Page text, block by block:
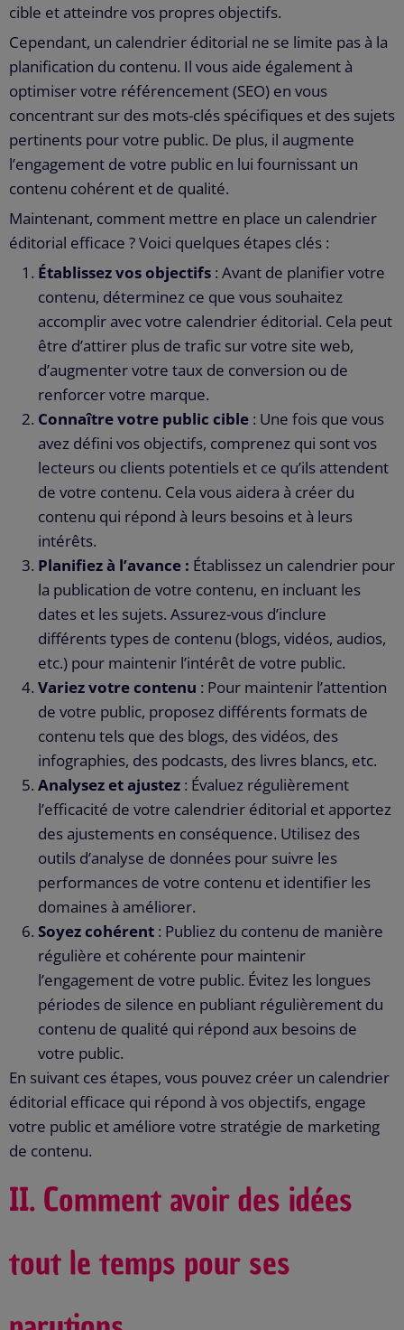
cible et atteindre vos propres objectifs.
Cependant, un calendrier éditorial ne se limite pas à la
planification du contenu. Il vous aide également à
optimiser votre référencement (SEO) en vous
concentrant sur des mots-clés spécifiques et des sujets
pertinents pour votre public. De plus, il augmente
l’engagement de votre public en lui fournissant un
contenu cohérent et de qualité.
Maintenant, comment mettre en place un calendrier
éditorial efficace ? Voici quelques étapes clés :
Établissez vos objectifs : Avant de planifier votre
contenu, déterminez ce que vous souhaitez
accomplir avec votre calendrier éditorial. Cela peut
être d’attirer plus de trafic sur votre site web,
d’augmenter votre taux de conversion ou de
renforcer votre marque.
Connaître votre public cible : Une fois que vous
avez défini vos objectifs, comprenez qui sont vos
lecteurs ou clients potentiels et ce qu’ils attendent
de votre contenu. Cela vous aidera à créer du
contenu qui répond à leurs besoins et à leurs
intérêts.
Planifiez à l’avance : Établissez un calendrier pour
la publication de votre contenu, en incluant les
dates et les sujets. Assurez-vous d’inclure
différents types de contenu (blogs, vidéos, audios,
etc.) pour maintenir l’intérêt de votre public.
Variez votre contenu : Pour maintenir l’attention
de votre public, proposez différents formats de
contenu tels que des blogs, des vidéos, des
infographies, des podcasts, des livres blancs, etc.
Analysez et ajustez : Évaluez régulièrement
l’efficacité de votre calendrier éditorial et apportez
des ajustements en conséquence. Utilisez des
outils d’analyse de données pour suivre les
performances de votre contenu et identifier les
domaines à améliorer.
Soyez cohérent : Publiez du contenu de manière
régulière et cohérente pour maintenir
l’engagement de votre public. Évitez les longues
périodes de silence en publiant régulièrement du
contenu de qualité qui répond aux besoins de
votre public.
En suivant ces étapes, vous pouvez créer un calendrier
éditorial efficace qui répond à vos objectifs, engage
votre public et améliore votre stratégie de marketing
de contenu.
II. Comment avoir des idées
tout le temps pour ses